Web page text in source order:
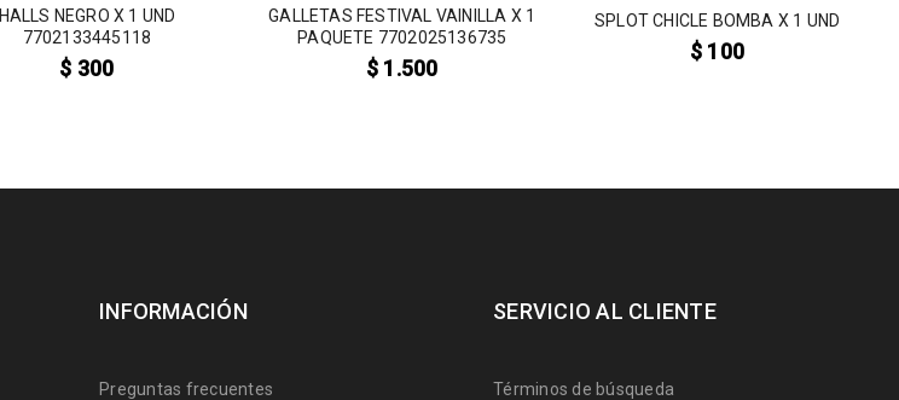
HALLS NEGRO X 1 UND
7702133445118
$ 300
GALLETAS FESTIVAL VAINILLA X 1
PAQUETE 7702025136735
$ 1.500
SPLOT CHICLE BOMBA X 1 UND
$ 100
INFORMACIÓN
Preguntas frecuentes
SERVICIO AL CLIENTE
Términos de búsqueda